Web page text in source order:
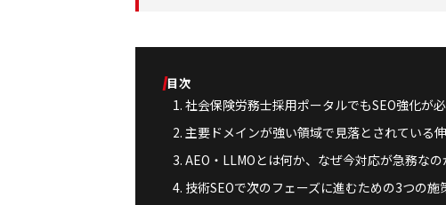
目次
社会保険労務士採用ポータルでもSEO強化が
主要ドメインが強い領域で見落とされている
AEO・LLMOとは何か、なぜ今対応が急務なの
技術SEOで次のフェーズに進むための3つの施